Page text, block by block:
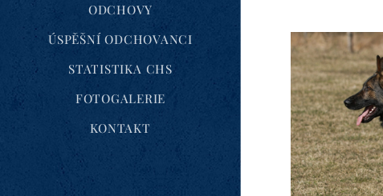
ODCHOVY
ÚSPĚŠNÍ ODCHOVANCI
STATISTIKA CHS
FOTOGALERIE
KONTAKT